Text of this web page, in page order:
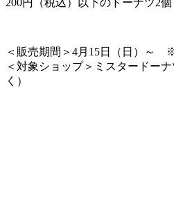
200円（税込）以下のドーナツ2
＜販売期間＞4月15日（日）～
＜対象ショップ＞ミスタードー
く）